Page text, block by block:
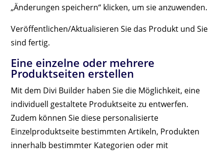
„Änderungen speichern“ klicken, um sie anzuwenden.
Veröffentlichen/Aktualisieren Sie das Produkt und Sie
sind fertig.
Eine einzelne oder mehrere
Produktseiten erstellen
Mit dem Divi Builder haben Sie die Möglichkeit, eine
individuell gestaltete Produktseite zu entwerfen.
Zudem können Sie diese personalisierte
Einzelproduktseite bestimmten Artikeln, Produkten
innerhalb bestimmter Kategorien oder mit